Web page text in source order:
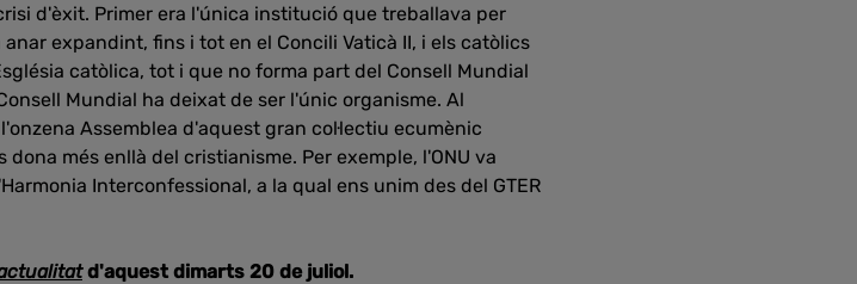
d'èxit. Primer era l'única institució que treballava per
expandint, fins i tot en el Concili Vaticà II, i els catòlics
catòlica, tot i que no forma part del Consell Mundial
Mundial ha deixat de ser l'únic organisme. Al
Assemblea d'aquest gran col·lectiu ecumènic
més enllà del cristianisme. Per exemple, l'ONU va
Interconfessional, a la qual ens unim des del GTER
d'aquest dimarts 20 de juliol.